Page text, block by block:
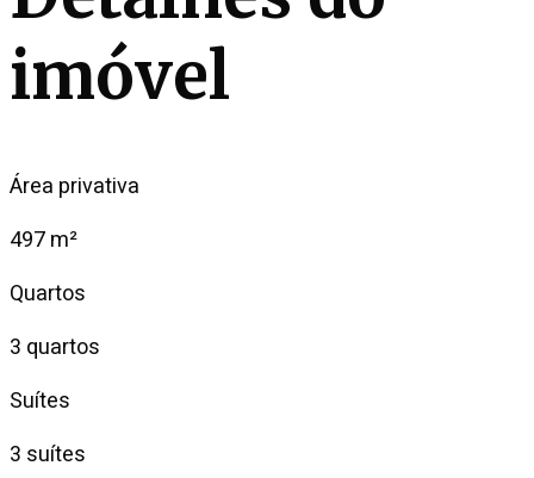
imóvel
Área privativa
497 m²
Quartos
3 quartos
Suítes
3 suítes